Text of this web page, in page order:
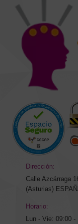
Dirección:
Calle Azcárraga
(Asturias)
Horario:
Lun - Vie: 09:00 -